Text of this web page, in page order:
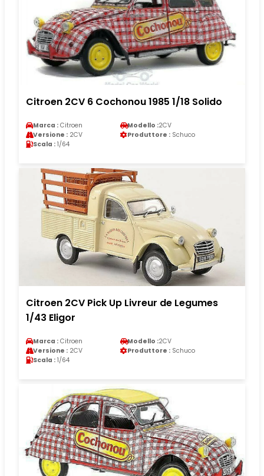
Citroen 2CV 6 Cochonou 1985 1/18 Solido
Marca : Citroen Modello :2CV
Versione : 2CV Produttore : Schuco
Scala : 1/64
Citroen 2CV Pick Up Livreur de Legumes
1/43 Eligor
Marca : Citroen Modello :2CV
Versione : 2CV Produttore : Schuco
Scala : 1/64